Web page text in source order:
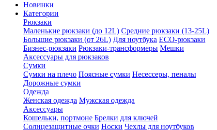
Новинки
Категории
Рюкзаки
Маленькие рюкзаки (до 12L) Средние рюкзаки (13-25L)
Большие рюкзаки (от 26L) Для ноутбука ECO-рюкзаки
Бизнес-рюкзаки Рюкзаки-трансформеры Мешки
Аксессуары для рюкзаков
Сумки
Сумки на плечо Поясные сумки Несессеры, пеналы
Дорожные сумки
Одежда
Женская одежда Мужская одежда
Аксессуары
Кошельки, портмоне Брелки для ключей
Солнцезащитные очки Носки Чехлы для ноутбуков